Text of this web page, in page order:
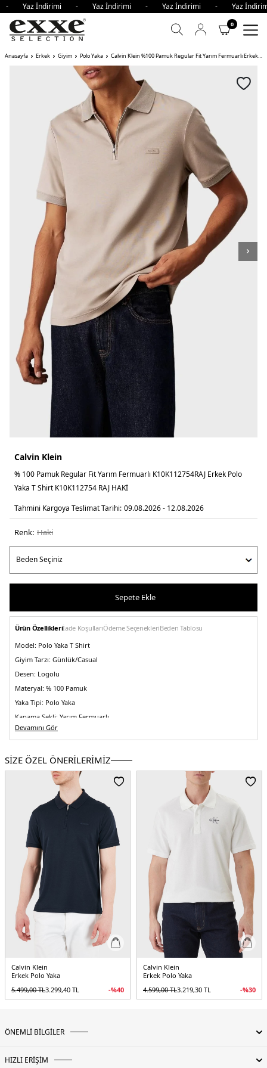
Yaz İndirimi - Yaz İndirimi - Yaz İndirimi - Yaz
0
Anasayfa Erkek Giyim Polo Yaka Calvin Klein %100 Pamuk Regular Fit Yarım Fermuarlı Erkek Polo Yaka T Shirt RAJ HAKİ
Calvin Klein
% 100 Pamuk Regular Fit Yarım Fermuarlı K10K112754RAJ Erkek Polo
Yaka T Shirt K10K112754 RAJ HAKİ
Tahmini Kargoya Teslimat Tarihi: 09.08.2026 - 12.08.2026
Renk: haki̇
Sepete Ekle
Ürün Özellikleriİade KoşullarıÖdeme SeçenekleriBeden Tablosu
Model: Polo Yaka T Shirt
Giyim Tarzı: Günlük/Casual
Desen: Logolu
Materyal: % 100 Pamuk
Yaka Tipi: Polo Yaka
Kapama Şekli: Yarım Fermuarlı
Kol Boyu:Kısa Kol
Menşei:Vietnam
5DE1K10K112754RAJ.65
Devamını Gör
SİZE ÖZEL ÖNERİLERİMİZ
Calvin Klein
Erkek Polo Yaka
5.499,00TL3.299,40 TL -%40
Calvin Klein
Erkek Polo Yaka
4.599,00TL3.219,30 TL -%30
ÖNEMLİ BİLGİLER
HIZLI ERİŞİM